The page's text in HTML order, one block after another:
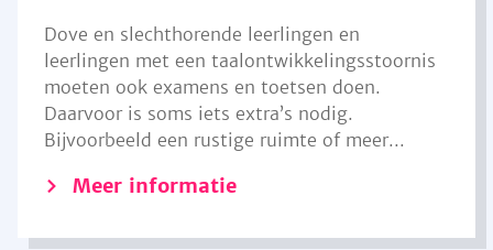
Dove en slechthorende leerlingen en
leerlingen met een taalontwikkelingsstoornis
moeten ook examens en toetsen doen.
Daarvoor is soms iets extra’s nodig.
Bijvoorbeeld een rustige ruimte of meer...
Meer informatie